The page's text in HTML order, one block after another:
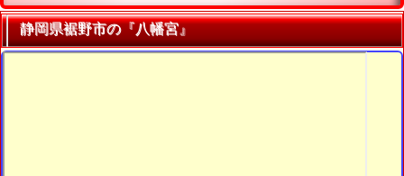
静岡県裾野市の『八幡宮』